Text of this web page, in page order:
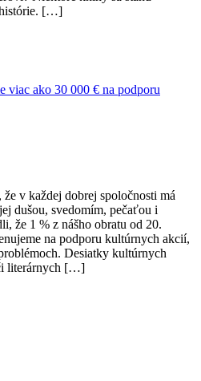
histórie. […]
viac ako 30 000 € na podporu
v každej dobrej spoločnosti má
dušou, svedomím, pečaťou i
že 1 % z nášho obratu od 20.
na podporu kultúrnych akcií,
Desiatky kultúrnych
literárnych […]